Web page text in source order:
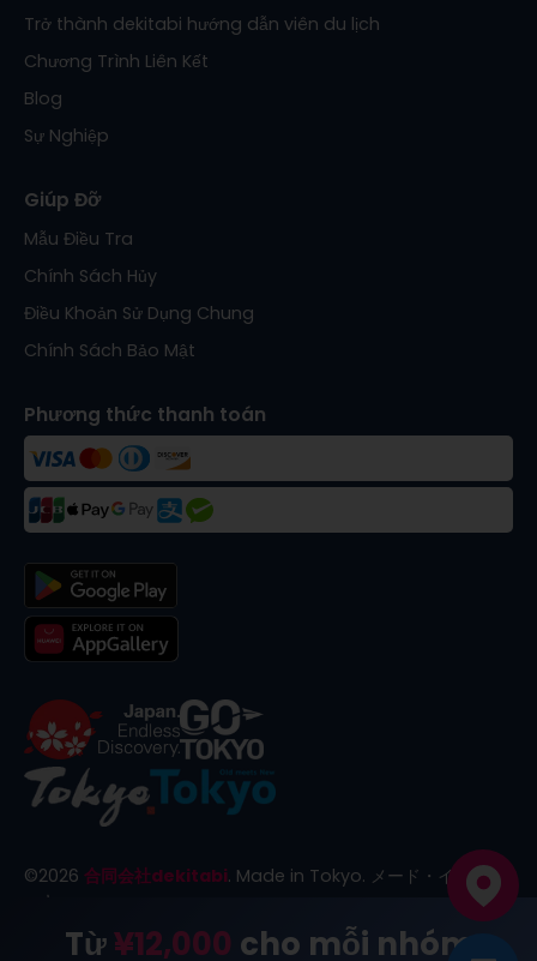
Từ¥12,000 cho mỗi nhóm
Trở thành dekitabi hướng dẫn viên du lịch
Chương Trình Liên Kết
Blog
Sự Nghiệp
Giúp Đỡ
Mẫu Điều Tra
Chính Sách Hủy
Điều Khoản Sử Dụng Chung
Chính Sách Bảo Mật
Phương thức thanh toán
©2026 合同会社dekitabi. Made in Tokyo. メード・イン・ト
ーキョー